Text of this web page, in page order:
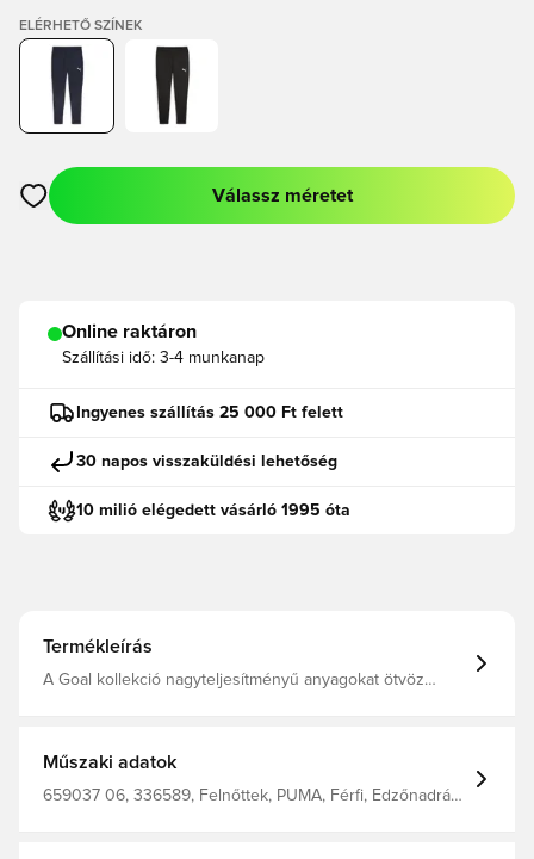
ELÉRHETŐ SZÍNEK
Megnyit egy modált a bejelentkezéshez vagy a tagként való
Válassz méretet
Online raktáron
Szállítási idő: 3-4 munkanap
Ingyenes szállítás 25 000 Ft felett
30 napos visszaküldési lehetőség
10 milió elégedett vásárló 1995 óta
Termékleírás
A Goal kollekció nagyteljesítményű anyagokat ötvöz
Műszaki adatok
659037 06, 336589, Felnőttek, PUMA, Férfi, Edzőnadrág,